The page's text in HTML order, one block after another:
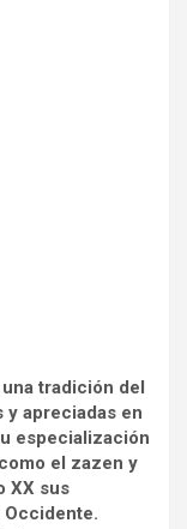
tradición del
y apreciadas en
especialización
el zazen y
XX sus